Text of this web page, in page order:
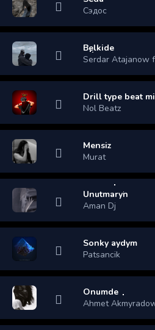
Сэдос
Belkide
Serdar Atajanow
Drill type beat
Nol Beatz
Mensiz
Murat
Unutmaryn
Aman Dj
Sonky aydym
Patsancik
Onumde
Ahmet